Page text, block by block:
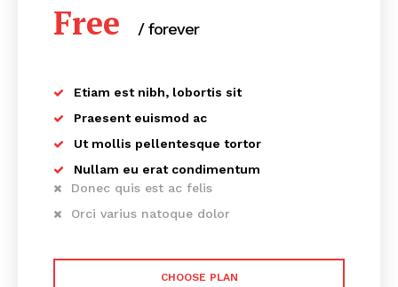
Free / forever
Etiam est nibh, lobortis sit
Praesent euismod ac
Ut mollis pellentesque tortor
Nullam eu erat condimentum
Donec quis est ac felis
Orci varius natoque dolor
CHOOSE PLAN